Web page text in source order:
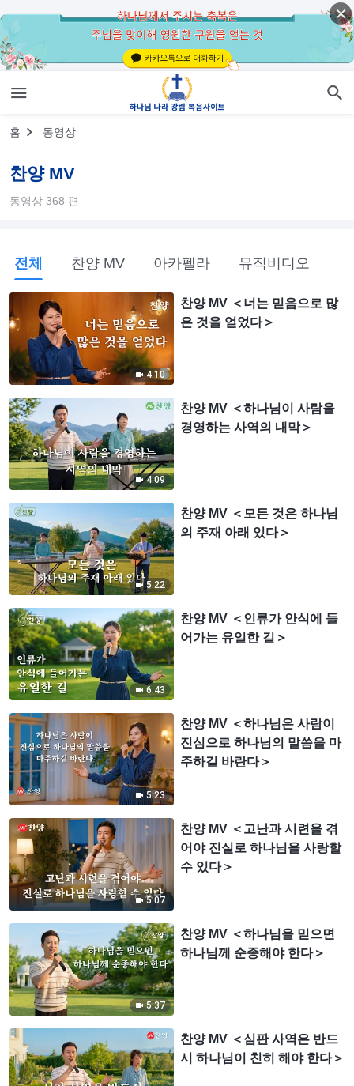
홈 동영상
찬양 MV
동영상 368 편
전체 찬양 MV 아카펠라 뮤직비디오
4:10
찬양 MV ＜너는 믿음으로 많
은 것을 얻었다＞
4:09
찬양 MV ＜하나님이 사람을
경영하는 사역의 내막＞
5:22
찬양 MV ＜모든 것은 하나님
의 주재 아래 있다＞
6:43
찬양 MV ＜인류가 안식에 들
어가는 유일한 길＞
5:23
찬양 MV ＜하나님은 사람이
진심으로 하나님의 말씀을 마
주하길 바란다＞
5:07
찬양 MV ＜고난과 시련을 겪
어야 진실로 하나님을 사랑할
수 있다＞
5:37
찬양 MV ＜하나님을 믿으면
하나님께 순종해야 한다＞
찬양 MV ＜심판 사역은 반드
시 하나님이 친히 해야 한다＞